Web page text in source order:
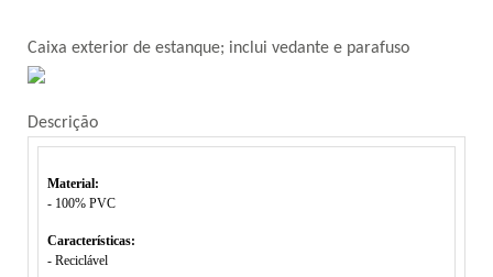
Caixa exterior de estanque; inclui vedante e parafuso
Descrição
Material:
- 100% PVC
Características:
- Reciclável